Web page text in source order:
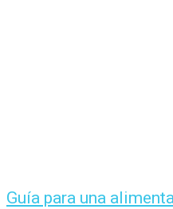
Guía para una